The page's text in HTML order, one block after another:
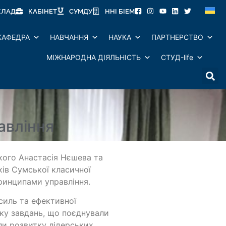
КАБІНЕТ СУМДУ ННІ БІЕМ
НАВЧАННЯ НАУКА ПАРТНЕРСТВО
МІЖНАРОДНА ДІЯЛЬНІСТЬ СТУД-life
Анастасія Нєшева та
Сумської класичної
управління.
та ефективної
завдань, що поєднували